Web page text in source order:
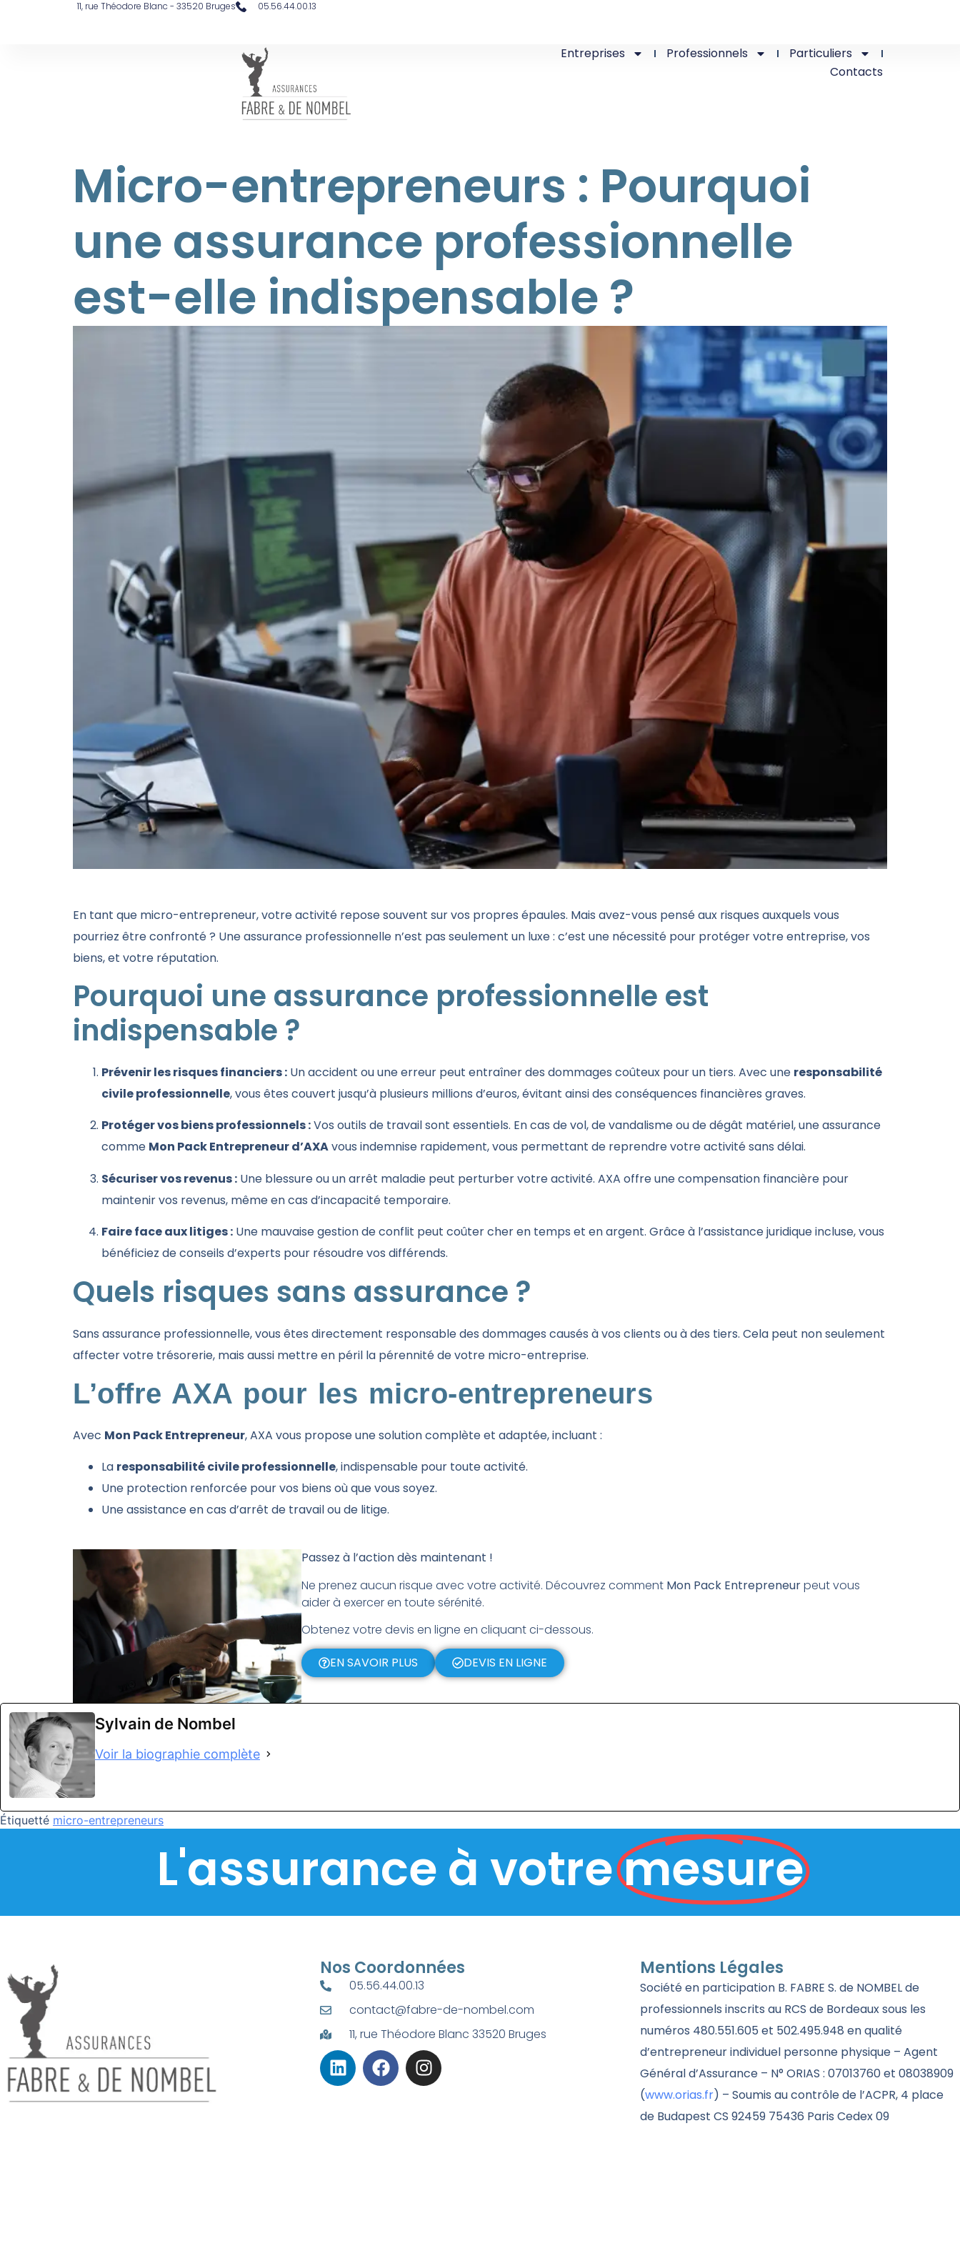
11, rue Théodore Blanc - 33520 Bruges 05.56.44.00.13
Entreprises Professionnels
Particuliers
Contacts
Micro-entrepreneurs : Pourquoi
une assurance professionnelle
est-elle indispensable ?
En tant que micro-entrepreneur, votre activité repose souvent sur vos propres épaules. Mais avez-vous pensé aux risques auxquels vous
pourriez être confronté ? Une assurance professionnelle n’est pas seulement un luxe : c’est une nécessité pour protéger votre entreprise, vos
biens, et votre réputation.
Pourquoi une assurance professionnelle est
indispensable ?
Prévenir les risques financiers : Un accident ou une erreur peut entraîner des dommages coûteux pour un tiers. Avec une responsabilité
civile professionnelle, vous êtes couvert jusqu’à plusieurs millions d’euros, évitant ainsi des conséquences financières graves.
Protéger vos biens professionnels :Vos outils de travail sont essentiels. En cas de vol, de vandalisme ou de dégât matériel, une assurance
comme Mon Pack Entrepreneur d’AXAvous indemnise rapidement, vous permettant de reprendre votre activité sans délai.
Sécuriser vos revenus : Une blessure ou un arrêt maladie peut perturber votre activité. AXA offre une compensation financière pour
maintenir vos revenus, même en cas d’incapacité temporaire.
Faire face aux litiges : Une mauvaise gestion de conflit peut coûter cher en temps et en argent. Grâce à l’assistance juridique incluse, vous
bénéficiez de conseils d’experts pour résoudre vos différends.
Quels risques sans assurance ?
Sans assurance professionnelle, vous êtes directement responsable des dommages causés à vos clients ou à des tiers. Cela peut non seulement
affecter votre trésorerie, mais aussi mettre en péril la pérennité de votre micro-entreprise.
L’offre AXA pour les micro-entrepreneurs
Avec Mon Pack Entrepreneur, AXA vous propose une solution complète et adaptée, incluant :
La responsabilité civile professionnelle, indispensable pour toute activité.
Une protection renforcée pour vos biens où que vous soyez.
Une assistance en cas d’arrêt de travail ou de litige.
Passez à l’action dès maintenant !
Ne prenez aucun risque avec votre activité. Découvrez comment Mon Pack Entrepreneurpeut vous
aider à exercer en toute sérénité.
Obtenez votre devis en ligne en cliquant ci-dessous.
EN SAVOIR PLUS DEVIS EN LIGNE
Sylvain de Nombel
Voir la biographie complète
Étiquetté micro-entrepreneurs
L'assurance à votremesure
Nos Coordonnées
05.56.44.00.13
contact@fabre-de-nombel.com
11, rue Théodore Blanc 33520 Bruges
Mentions Légales
Société en participation B. FABRE S. de NOMBEL de
professionnels inscrits au RCS de Bordeaux sous les
numéros 480.551.605 et 502.495.948 en qualité
d’entrepreneur individuel personne physique – Agent
Général d’Assurance – N° ORIAS : 07013760 et 08038909
(www.orias.fr) – Soumis au contrôle de l’ACPR, 4 place
de Budapest CS 92459 75436 Paris Cedex 09